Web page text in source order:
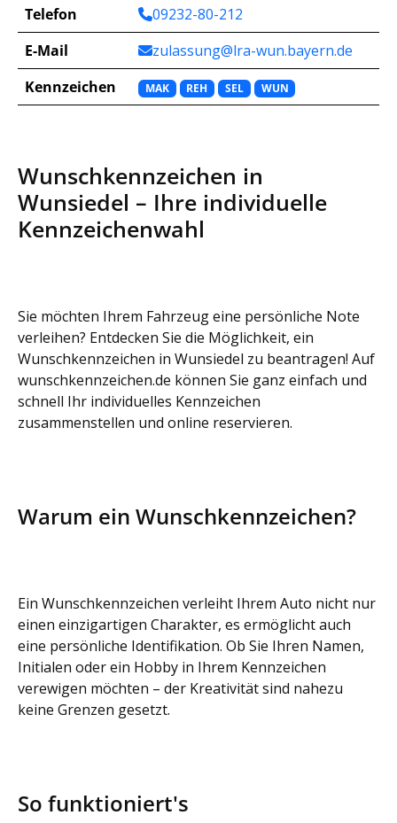
Telefon
09232-80-212
E-Mail
zulassung@lra-wun.bayern.de
Kennzeichen
MAK REH SEL WUN
Wunschkennzeichen in
Wunsiedel – Ihre individuelle
Kennzeichenwahl
Sie möchten Ihrem Fahrzeug eine persönliche Note
verleihen? Entdecken Sie die Möglichkeit, ein
Wunschkennzeichen in Wunsiedel zu beantragen! Auf
wunschkennzeichen.de können Sie ganz einfach und
schnell Ihr individuelles Kennzeichen
zusammenstellen und online reservieren.
Warum ein Wunschkennzeichen?
Ein Wunschkennzeichen verleiht Ihrem Auto nicht nur
einen einzigartigen Charakter, es ermöglicht auch
eine persönliche Identifikation. Ob Sie Ihren Namen,
Initialen oder ein Hobby in Ihrem Kennzeichen
verewigen möchten – der Kreativität sind nahezu
keine Grenzen gesetzt.
So funktioniert's